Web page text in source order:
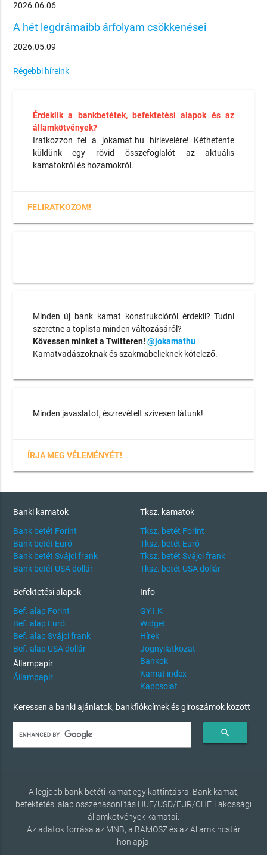
2026.06.06
A hét legdrámaibb árfolyam csökkenései
2026.05.09
Régebbi híreink
Érdeklik a bankbetétek, befektetési alapok és az
államkötvények?
Iratkozzon fel a jokamat.hu hírlevelére! Kéthetente
küldünk egy rövid összefoglalót az aktuális
kamatokról és hozamokról.
FELIRATKOZOM!
Minden új bank kamat konstrukcióról érdekli? Tudni
szeretne a toplista minden változásáról?
Kövessen minket a Twitteren! @jokamathu
Kamatvadászoknak és szakmabelieknek kötelező.
Minden javaslatot, észrevételt szívesen látunk!
ÍRJA MEG VÉLEMÉNYÉT!
Banki kamatok
Bank betét Forint
Bank betét Euró
Bank betét Svájci frank
Bank betét USA dollár
Tksz. kamatok
Tksz. betét Forint
Tksz. betét Euró
Tksz. betét Svájci frank
Tksz. betét USA dollár
Befektetési alapok
Bef. alap Forint
Bef. alap Euró
Bef. alap Svájci frank
Bef. alap USA dollár
Állampapír
Állampapír
Info
GY.I.K
Widget
Hírek
Jognyilatkozat
Bankok
Kamat index
Kapcsolat
Keressen a banki ajánlatok, bankfiókcímek és giroszámok között
search
A legjobb bank betéti kamat egy kattintásra. Bank kamat,
befektetési alap összehasonlítás HUF/USD/EUR/CHF. Lakossági
államkötvények kamatai.
Az adatok forrása az MNB, a BAMOSZ és az Államkincstár
honlapja.